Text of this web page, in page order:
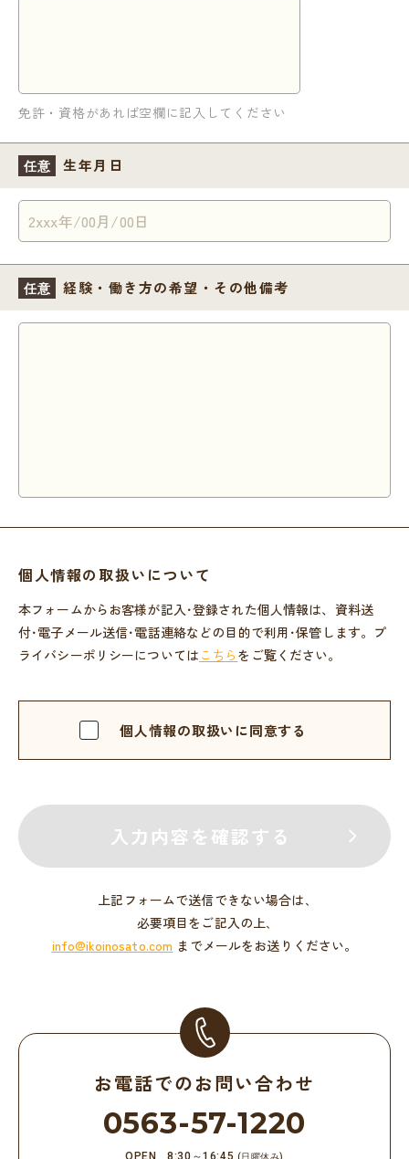
免許・資格があれば空欄に記入してください
任意 生年月日
任意 経験・ 働き方の希望・ その他備考
個人情報の取扱いについて
本フォームからお客様が記入･登録された個人情報は、資料送
付･電子メール送信･電話連絡などの目的で利用･保管します。プ
ライバシーポリシーについては こちら をご覧ください。
個人情報の取扱いに同意する
入力内容を確認する
上記フォームで送信できない場合は､
必要項目をご記入の上､
info@ikoinosato.com までメールをお送りください。
お電話でのお問い合わせ
0563-57-1220
OPEN 8:30～16:45 (日曜休み)